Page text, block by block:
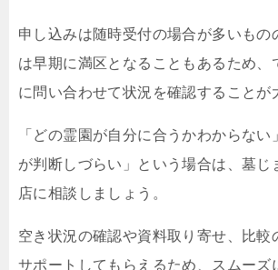
申し込みは随時受付の場合が多いもの
は早期に満区となることもあるため、
に問い合わせて状況を確認することが
「どの霊園が自分に合うかわからない
が判断しづらい」という場合は、墓じ
店に相談しましょう。
空き状況の確認や資料取り寄せ、比較
サポートしてもらえるため、スムーズ